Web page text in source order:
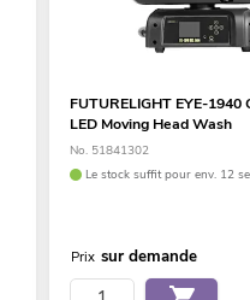
FUTURELIGHT EYE-1940
LED Moving Head Wash
No. 51841302
Le stock suffit pour env. 12
Prix sur demande